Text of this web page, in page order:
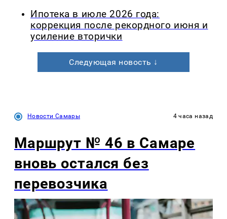
Ипотека в июле 2026 года:
коррекция после рекордного июня и
усиление вторички
Следующая новость ↓
Новости Самары 4 часа назад
Маршрут № 46 в Самаре
вновь остался без
перевозчика